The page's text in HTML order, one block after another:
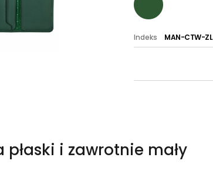
Indeks MAN-CTW-ZL
płaski i zawrotnie mały